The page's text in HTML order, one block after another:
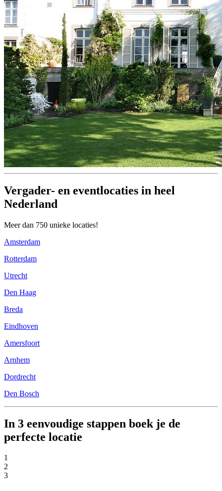
Vergader- en eventlocaties in heel
Nederland
Meer dan 750 unieke locaties!
Amsterdam
Rotterdam
Utrecht
Den Haag
Breda
Eindhoven
Amersfoort
Arnhem
Dordrecht
Den Bosch
In 3 eenvoudige stappen boek je de
perfecte locatie
1
2
3